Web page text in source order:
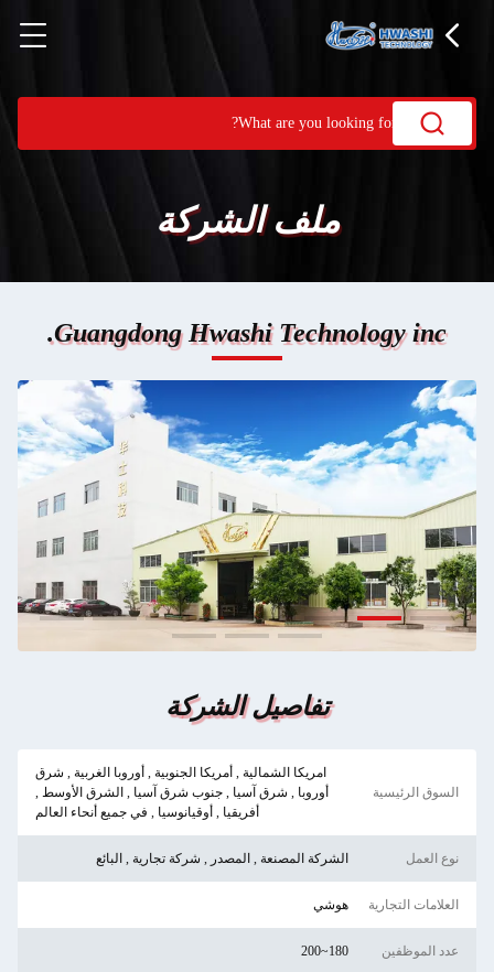
ملف الشركة
Guangdong Hwashi Technology inc.
تفاصيل الشركة
السوق الرئيسية
امريكا الشمالية , أمريكا الجنوبية , أوروبا الغربية , شرق
أوروبا , شرق آسيا , جنوب شرق آسيا , الشرق الأوسط ,
أفريقيا , أوقيانوسيا , في جميع أنحاء العالم
نوع العمل الشركة المصنعة , المصدر , شركة تجارية , البائع
العلامات التجارية هوشي
عدد الموظفين 180~200